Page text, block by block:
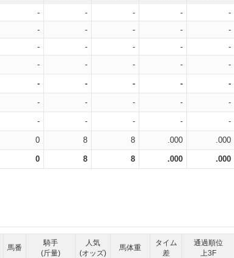
- - - -
-
- - - -
-
- - - -
-
- - - - -
- - - - -
- - - - -
- - - - -
0 8 8 .000 .000
0 8 8 .000 .000
馬番
騎手
(斤量)
人気
(オッズ)
馬体重
タイム
差
通過順位
上3F